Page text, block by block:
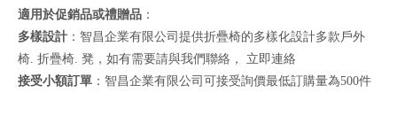
適用於促銷品或禮贈品 ：
多樣設計 ：智昌企業有限公司提供折疊椅的多樣化設計多款戶外
椅. 折疊椅. 凳，如有需要請與我們聯絡， 立即連絡
接受小額訂單 ：智昌企業有限公司可接受詢價最低訂購量為500件